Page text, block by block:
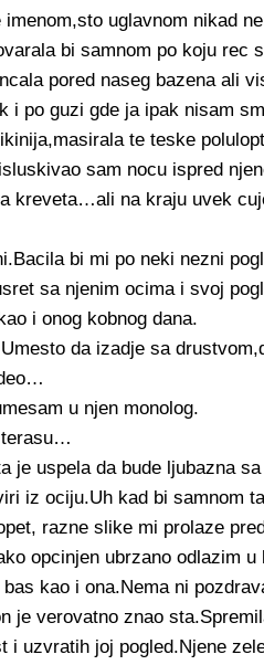
uglavnom nikad
bi samnom po koju rec
pored naseg bazena ali
i po guzi gde ja ipak nisam
te teske
sam nocu ispred
kreveta…ali na kraju uvek
bi mi po neki nezni
sa njenim ocima i svoj
i onog kobnog dana.
da izadje sa
u njen monolog.
terasu…
je uspela da bude ljubazna
iz ociju.Uh kad bi samnom
razne slike mi prolaze
opcinjen ubrzano odlazim
kao i ona.Nema ni
je verovatno znao
i uzvratih joj pogled.Njene